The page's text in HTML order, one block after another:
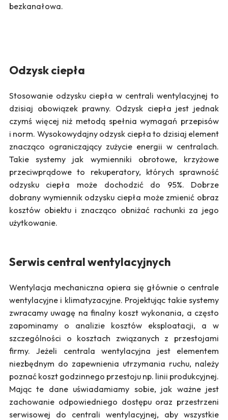
bezkanałowa.
Odzysk ciepła
Stosowanie odzysku ciepła w centrali wentylacyjnej to
dzisiaj obowiązek prawny. Odzysk ciepła jest jednak
czymś więcej niż metodą spełnia wymagań przepisów
i norm. Wysokowydajny odzysk ciepła to dzisiaj element
znacząco ograniczający zużycie energii w centralach.
Takie systemy jak wymienniki obrotowe, krzyżowe
przeciwprądowe to rekuperatory, których sprawność
odzysku ciepła może dochodzić do 95%. Dobrze
dobrany wymiennik odzysku ciepła może zmienić obraz
kosztów obiektu i znacząco obniżać rachunki za jego
użytkowanie.
Serwis central wentylacyjnych
Wentylacja mechaniczna opiera się głównie o centrale
wentylacyjne i klimatyzacyjne. Projektując takie systemy
zwracamy uwagę na finalny koszt wykonania, a często
zapominamy o analizie kosztów eksploatacji, a w
szczególności o kosztach związanych z przestojami
firmy. Jeżeli centrala wentylacyjna jest elementem
niezbędnym do zapewnienia utrzymania ruchu, należy
poznać koszt godzinnego przestoju np. linii produkcyjnej.
Mając te dane uświadamiamy sobie, jak ważne jest
zachowanie odpowiedniego dostępu oraz przestrzeni
serwisowej do centrali wentylacyjnej, aby wszystkie